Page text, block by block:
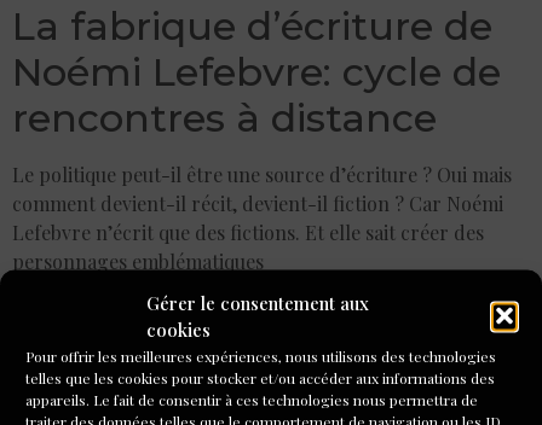
Gérer le consentement aux
cookies
Pour offrir les meilleures expériences, nous utilisons des technologies
telles que les cookies pour stocker et/ou accéder aux informations des
appareils. Le fait de consentir à ces technologies nous permettra de
traiter des données telles que le comportement de navigation ou les ID
La fabrique d’écriture de
Noémi Lefebvre: cycle de
rencontres à distance
Le politique peut-il être une source d’écriture ? Oui mais
comment devient-il récit, devient-il fiction ? Car Noémi
Lefebvre n’écrit que des fictions. Et elle sait créer des
personnages emblématiques
Cycle de rencontres à
distance : La fabrique de
l’écriture de Paul Fournel,